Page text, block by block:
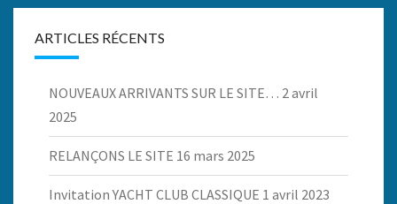
ARTICLES RÉCENTS
NOUVEAUX ARRIVANTS SUR LE SITE… 2 avril
2025
RELANÇONS LE SITE 16 mars 2025
Invitation YACHT CLUB CLASSIQUE 1 avril 2023